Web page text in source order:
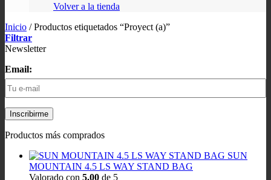
Volver a la tienda
Inicio /Productos etiquetados “Proyect (a)”
Filtrar
Newsletter
Email:
Productos más comprados
SUN
MOUNTAIN 4.5 LS WAY STAND BAG
Valorado con 5.00 de 5